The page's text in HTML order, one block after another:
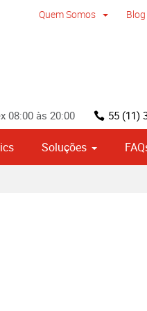
Quem Somos Blog
08:00 às 20:00 55 (11)
Soluções